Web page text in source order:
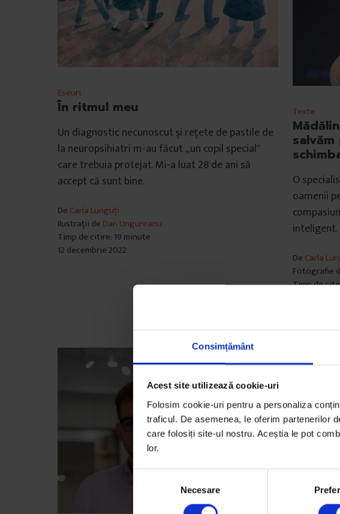
Consimțământ
Acest site utilizează cookie-uri
Folosim cookie-uri pentru a personaliza
traficul. De asemenea, le oferim partenerilor
care folosiți site-ul nostru. Aceștia le pot
lor.
S
Necesare
Eseuri
În ritmul meu
Un diagnostic necunoscut și rețete de pastile de
la neuropsihiatri m-au făcut „un copil special"
care trebuia protejat. Mi-a luat 28 de ani să
accept că sunt bine.
De Carla Lunguți
Ilustrații de Dan Ungureanu
Timp de citire: 19 minute
12 decembrie 2022
Texte
O
oamenii
inteligent.
De Carla
Fotografie
Timp de